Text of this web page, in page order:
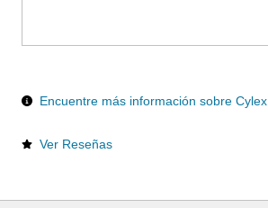
Encuentre más información sobre Cylex
Ver Reseñas